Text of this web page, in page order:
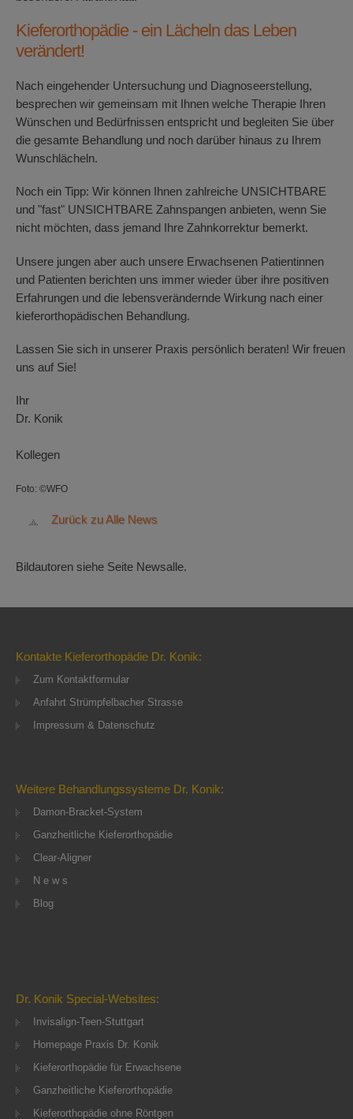
Kieferorthopädie - ein Lächeln das Leben
verändert!
Nach eingehender Untersuchung und Diagnoseerstellung,
besprechen wir gemeinsam mit Ihnen welche Therapie Ihren
Wünschen und Bedürfnissen entspricht und begleiten Sie über
die gesamte Behandlung und noch darüber hinaus zu Ihrem
Wunschlächeln.
Noch ein Tipp: Wir können Ihnen zahlreiche UNSICHTBARE
und "fast" UNSICHTBARE Zahnspangen anbieten, wenn Sie
nicht möchten, dass jemand Ihre Zahnkorrektur bemerkt.
Unsere jungen aber auch unsere Erwachsenen Patientinnen
und Patienten berichten uns immer wieder über ihre positiven
Erfahrungen und die lebensverändernde Wirkung nach einer
kieferorthopädischen Behandlung.
Lassen Sie sich in unserer Praxis persönlich beraten! Wir freuen
uns auf Sie!
Ihr
Dr. Konik
Kollegen
Foto: ©WFO
Zurück zu Alle News
Bildautoren siehe Seite Newsalle.
Kontakte Kieferorthopädie Dr. Konik:
Zum Kontaktformular
Anfahrt Strümpfelbacher Strasse
Impressum & Datenschutz
Weitere Behandlungssysteme Dr. Konik:
Damon-Bracket-System
Ganzheitliche Kieferorthopädie
Clear-Aligner
N e w s
Blog
Dr. Konik Special-Websites:
Invisalign-Teen-Stuttgart
Homepage Praxis Dr. Konik
Kieferorthopädie für Erwachsene
Ganzheitliche Kieferorthopädie
Kieferorthopädie ohne Röntgen